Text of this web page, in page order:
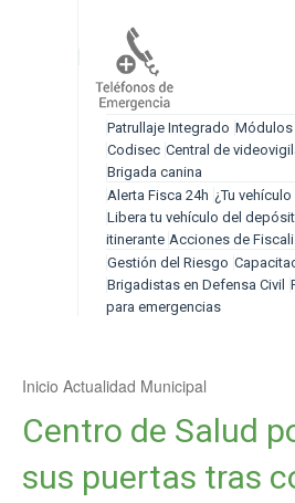
Patrullaje Integrado Módulos
Codisec Central de
Brigada canina
Alerta Fisca 24h ¿Tu
Libera tu vehículo del
itinerante Acciones de
Gestión del Riesgo
Brigadistas en Defensa Civil
para emergencias
Inicio Actualidad Municipal
Centro de Salud
sus puertas tras